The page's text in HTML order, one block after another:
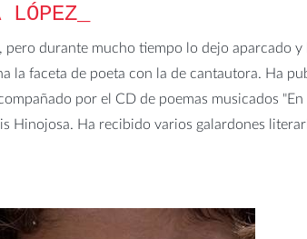
LÓPEZ
pero durante mucho tiempo lo dejo aparcado y
la faceta de poeta con la de cantautora. Ha
por el CD de poemas musicados
Hinojosa. Ha recibido varios galardones